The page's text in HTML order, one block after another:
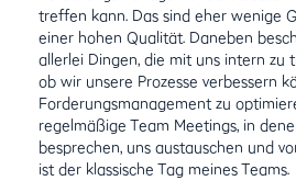
treffen kann. Das sind eher wenige
einer hohen Qualität. Daneben
allerlei Dingen, die mit uns intern zu
ob wir unsere Prozesse verbessern
Forderungsmanagement zu
regelmäßige Team Meetings, in
besprechen, uns austauschen und
ist der klassische Tag meines Teams.